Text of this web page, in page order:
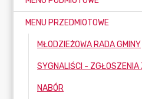
MENU PRZEDMIOTOWE
MŁODZIEŻOWA RADA GMINY
NABÓR